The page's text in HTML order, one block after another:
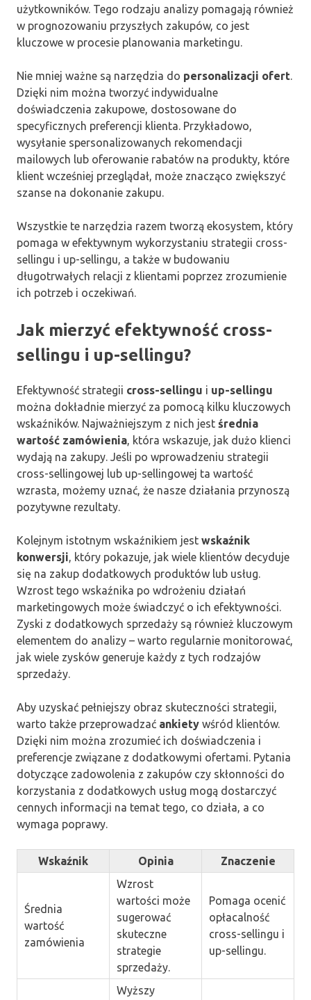
użytkowników. Tego rodzaju analizy pomagają również
w prognozowaniu przyszłych zakupów, co jest
kluczowe w procesie planowania marketingu.
Nie mniej ważne są narzędzia do personalizacji ofert.
Dzięki nim można tworzyć indywidualne
doświadczenia zakupowe, dostosowane do
specyficznych preferencji klienta. Przykładowo,
wysyłanie spersonalizowanych rekomendacji
mailowych lub oferowanie rabatów na produkty, które
klient wcześniej przeglądał, może znacząco zwiększyć
szanse na dokonanie zakupu.
Wszystkie te narzędzia razem tworzą ekosystem, który
pomaga w efektywnym wykorzystaniu strategii cross-
sellingu i up-sellingu, a także w budowaniu
długotrwałych relacji z klientami poprzez zrozumienie
ich potrzeb i oczekiwań.
Jak mierzyć efektywność cross-
sellingu i up-sellingu?
Efektywność strategii cross-sellingu i up-sellingu
można dokładnie mierzyć za pomocą kilku kluczowych
wskaźników. Najważniejszym z nich jest średnia
wartość zamówienia, która wskazuje, jak dużo klienci
wydają na zakupy. Jeśli po wprowadzeniu strategii
cross-sellingowej lub up-sellingowej ta wartość
wzrasta, możemy uznać, że nasze działania przynoszą
pozytywne rezultaty.
Kolejnym istotnym wskaźnikiem jest wskaźnik
konwersji, który pokazuje, jak wiele klientów decyduje
się na zakup dodatkowych produktów lub usług.
Wzrost tego wskaźnika po wdrożeniu działań
marketingowych może świadczyć o ich efektywności.
Zyski z dodatkowych sprzedaży są również kluczowym
elementem do analizy – warto regularnie monitorować,
jak wiele zysków generuje każdy z tych rodzajów
sprzedaży.
Aby uzyskać pełniejszy obraz skuteczności strategii,
warto także przeprowadzać ankiety wśród klientów.
Dzięki nim można zrozumieć ich doświadczenia i
preferencje związane z dodatkowymi ofertami. Pytania
dotyczące zadowolenia z zakupów czy skłonności do
korzystania z dodatkowych usług mogą dostarczyć
cennych informacji na temat tego, co działa, a co
wymaga poprawy.
Wskaźnik Opinia Znaczenie
Średnia
wartość
zamówienia
Wzrost
wartości może
sugerować
skuteczne
strategie
sprzedaży.
Pomaga ocenić
opłacalność
cross-sellingu i
up-sellingu.
Wyższy